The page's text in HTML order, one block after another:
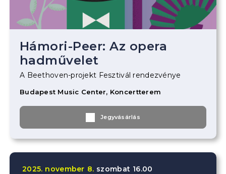
Hámori-Peer: Az opera
hadművelet
A Beethoven-projekt Fesztivál rendezvénye
Budapest Music Center, Koncertterem
Jegyvásárlás
2025. november 8. szombat 16.00